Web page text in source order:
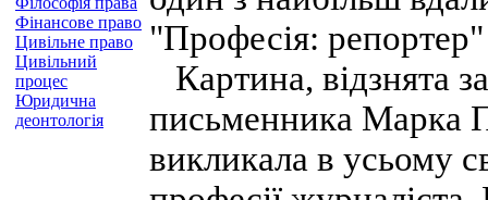
Фінансове право
Цивільне право
Цивільний
процес
Юридична
деонтологія
"Професія:
Картина, відзнята
письменника Марка
викликала в усьому